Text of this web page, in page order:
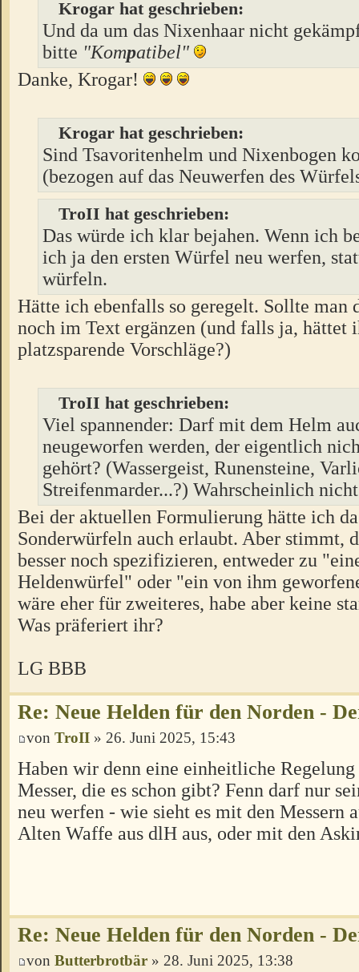
Krogar hat geschrieben:
Und da um das Nixenhaar nicht
bitte "Kompatibel"
Danke, Krogar!
Krogar hat geschrieben:
Sind Tsavoritenhelm und Nixenbogen
(bezogen auf das Neuwerfen des
TroII hat geschrieben:
Das würde ich klar bejahen. Wenn ich
ich ja den ersten Würfel neu werfen,
würfeln.
Hätte ich ebenfalls so geregelt. Sollte man
noch im Text ergänzen (und falls ja, hättet
platzsparende Vorschläge?)
TroII hat geschrieben:
Viel spannender: Darf mit dem Helm
neugeworfen werden, der eigentlich
gehört? (Wassergeist, Runensteine,
Streifenmarder...?) Wahrscheinlich
Bei der aktuellen Formulierung hätte ich
Sonderwürfeln auch erlaubt. Aber stimmt,
besser noch spezifizieren, entweder zu
Heldenwürfel" oder "ein von ihm
wäre eher für zweiteres, habe aber keine
Was präferiert ihr?
LG BBB
Re: Neue Helden für den Norden -
von TroII » 26. Juni 2025, 15:43
Haben wir denn eine einheitliche
Messer, die es schon gibt? Fenn darf nur
neu werfen - wie sieht es mit den Messern
Alten Waffe aus dlH aus, oder mit den
Re: Neue Helden für den Norden -
von Butterbrotbär » 28. Juni 2025, 13:38